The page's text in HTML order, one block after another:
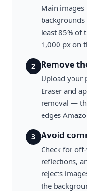
Main images
backgrounds
least 85% of
1,000 px on
2 Remove
Upload your
Eraser and
removal —
edges
3 Avoid
Check for
reflections,
rejects
the